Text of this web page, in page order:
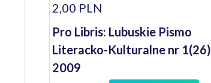
2,00 PLN
Pro Libris: Lubuskie Pismo
Literacko-Kulturalne nr 1(26)
2009